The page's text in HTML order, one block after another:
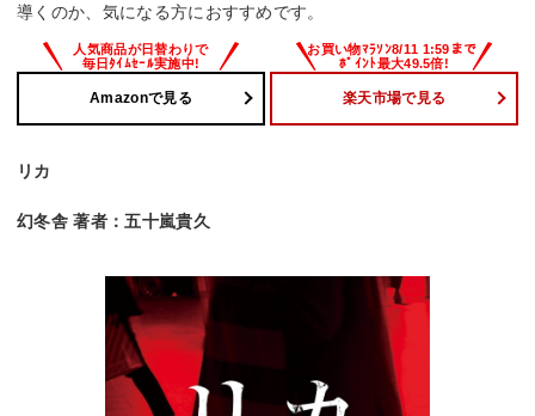
導くのか、気になる方におすすめです。
Amazonで見る 楽天市場で見る
リカ
幻冬舎 著者：五十嵐貴久